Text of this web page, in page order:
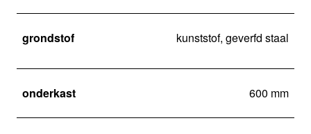
grondstof kunststof, geverfd staal
onderkast 600 mm